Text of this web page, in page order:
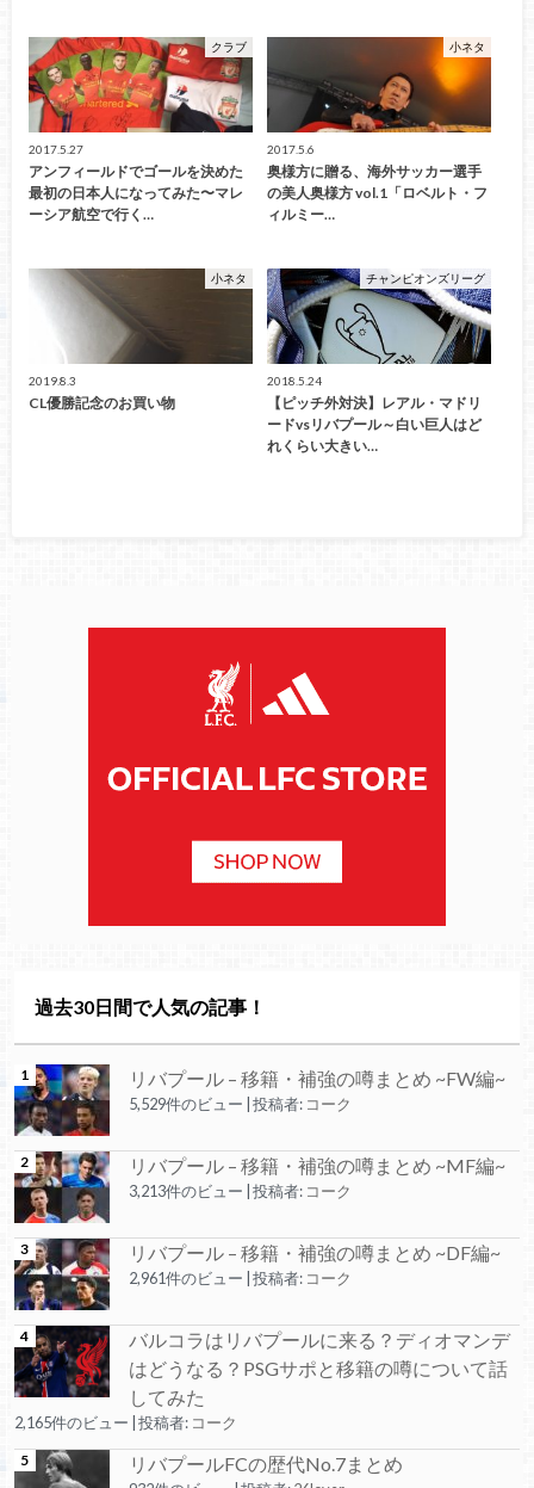
クラブ
2017.5.27
アンフィールドでゴールを決めた
最初の日本人になってみた〜マレ
ーシア航空で行く…
小ネタ
2017.5.6
奥様方に贈る、海外サッカー選手
の美人奥様方 vol.1「ロベルト・フ
ィルミー…
小ネタ
2019.8.3
CL優勝記念のお買い物
チャンピオンズリーグ
2018.5.24
【ピッチ外対決】レアル・マドリ
ードvsリバプール～白い巨人はど
れくらい大きい…
過去30日間で人気の記事！
リバプール – 移籍・補強の噂まとめ ~FW編~
5,529件のビュー 投稿者: コーク
リバプール – 移籍・補強の噂まとめ ~MF編~
3,213件のビュー 投稿者: コーク
リバプール – 移籍・補強の噂まとめ ~DF編~
2,961件のビュー 投稿者: コーク
バルコラはリバプールに来る？ディオマンデ
はどうなる？PSGサポと移籍の噂について話
してみた
2,165件のビュー 投稿者: コーク
リバプールFCの歴代No.7まとめ